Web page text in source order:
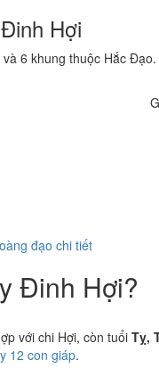
Hợi
và 6 khung thuộc Hắc
đạo chi tiết
Đinh Hợi?
với chi Hợi, còn tuổi Tỵ,
12 con giáp.